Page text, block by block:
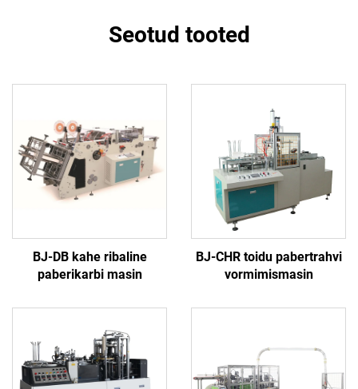
Seotud tooted
BJ-DB kahe ribaline
paberikarbi masin
BJ-CHR toidu pabertrahvi
vormimismasin